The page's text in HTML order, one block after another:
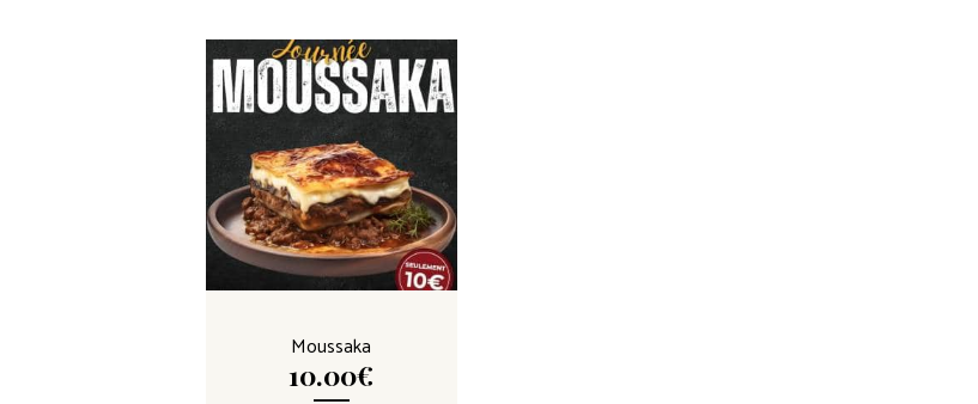
Moussaka
10.00€